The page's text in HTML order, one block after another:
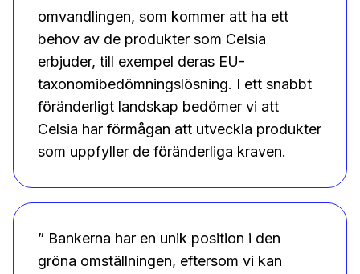
omvandlingen, som kommer att ha ett
behov av de produkter som Celsia
erbjuder, till exempel deras EU-
taxonomibedömningslösning. I ett snabbt
föränderligt landskap bedömer vi att
Celsia har förmågan att utveckla produkter
som uppfyller de föränderliga kraven.
” Bankerna har en unik position i den
gröna omställningen, eftersom vi kan